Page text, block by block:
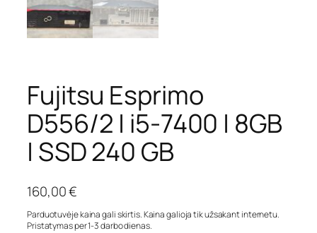
Fujitsu Esprimo
D556/2 | i5-7400 | 8GB
| SSD 240 GB
160,00€
Parduotuvėje kaina gali skirtis. Kaina galioja tik užsakant internetu.
Pristatymas per 1-3 darbo dienas.